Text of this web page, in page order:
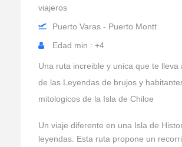
viajeros
Puerto Varas - Puerto Montt
Edad min : +4
Una ruta increible y unica que te lleva
de las Leyendas de brujos y
mitologicos de la Isla de Chiloe
Un viaje diferente en una Isla de
leyendas. Esta ruta propone un